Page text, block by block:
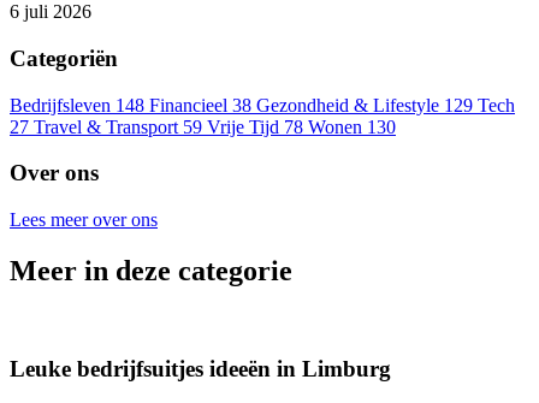
6 juli 2026
Categoriën
Bedrijfsleven 148 Financieel 38 Gezondheid & Lifestyle 129 Tech
27 Travel & Transport 59 Vrije Tijd 78 Wonen 130
Over ons
Lees meer over ons
Meer in deze categorie
Leuke bedrijfsuitjes ideeën in Limburg